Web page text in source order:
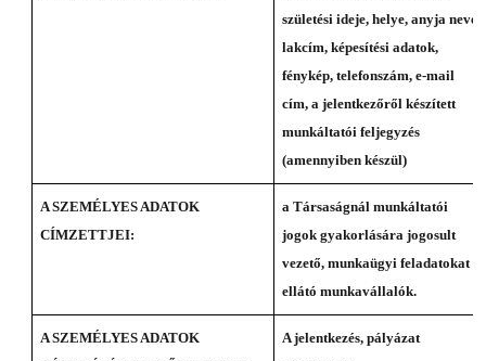
születési ideje, helye, anyja neve,
lakcím, képesítési adatok,
fénykép, telefonszám, e-mail
cím, a jelentkezőről készített
munkáltatói feljegyzés
(amennyiben készül)
A SZEMÉLYES ADATOK
CÍMZETTJEI:
a Társaságnál munkáltatói
jogok gyakorlására jogosult
vezető, munkaügyi feladatokat
ellátó munkavállalók.
A SZEMÉLYES ADATOK
A jelentkezés, pályázat